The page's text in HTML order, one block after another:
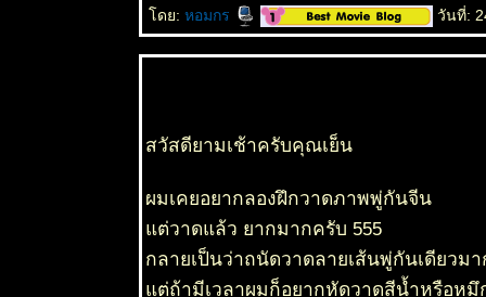
ดย: หอมกร วันที่:
สวัสดียามเช้าครับคุณเย็น
ผมเคยอยากลองฝึกวาดภาพพู่กันจีน
ต่วาดแล้ว ยากมากครับ 555
กลายเป็นว่าถนัดวาดลายเส้นพู่กันเดียวม
ต่ถ้ามีเวลาผมก็อยากหัดวาดสีน้ำหรือหมึ